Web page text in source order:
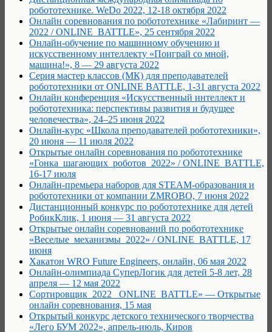
робототехнике. WeDo 2022, 12-18 октября 2022
Онлайн соревнования по робототехнике «Лабиринт —
2022 / ONLINE_BATTLE», 25 сентября 2022
Онлайн-обучение по машинному обучению и
искусственному интеллекту «Поиграй со мной,
машина!», 8 — 29 августа 2022
Серия мастер классов (МК) для преподавателей
робототехники от ONLINE BATTLE, 1-31 августа 2022
Онлайн конференция «Искусственный интеллект и
робототехника: перспективы развития и будущее
человечества», 24–25 июня 2022
Онлайн-курс «Школа преподавателей робототехники»,
20 июня — 11 июля 2022
Открытые онлайн соревнования по робототехнике
«Гонка_шагающих_роботов_2022» / ONLINE_BATTLE,
16-17 июля
Онлайн-премьера наборов для STEAM-образования и
робототехники от компании ZMROBO, 7 июня 2022
Дистанционный конкурс по робототехнике для детей
РобикКлик, 1 июня — 31 августа 2022
Открытые онлайн соревнований по робототехнике
«Веселые_механизмы_2022» / ONLINE_BATTLE, 17
июня
Хакатон WRO Future Engineers, онлайн, 06 мая 2022
Онлайн-олимпиада СуперЛогик для детей 5-8 лет, 28
апреля — 12 мая 2022
Сортировщик_2022 _ONLINE_BATTLE» — Открытые
онлайн соревнования, 15 мая
Открытый конкурс детского технического творчества
«Лего БУМ 2022», апрель-июль, Киров